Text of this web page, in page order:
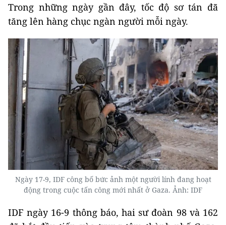
Trong những ngày gần đây, tốc độ sơ tán đã
tăng lên hàng chục ngàn người mỗi ngày.
Ngày 17-9, IDF công bố bức ảnh một người lính đang hoạt
động trong cuộc tấn công mới nhất ở Gaza. Ảnh: IDF
IDF ngày 16-9 thông báo, hai sư đoàn 98 và 162